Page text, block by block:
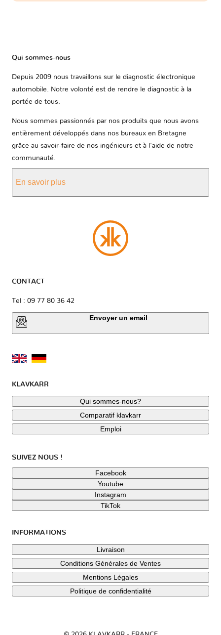
Qui sommes-nous
Depuis 2009 nous travaillons sur le diagnostic électronique
automobile. Notre volonté est de rendre le diagnostic à la
portée de tous.
Nous sommes passionnés par nos produits que nous avons
entièrement développés dans nos bureaux en Bretagne
grâce au savoir-faire de nos ingénieurs et à l'aide de notre
communauté.
En savoir plus
CONTACT
Tel : 09 77 80 36 42
Envoyer un email
KLAVKARR
Qui sommes-nous?
Comparatif klavkarr
Emploi
SUIVEZ NOUS !
Facebook
Youtube
Instagram
TikTok
INFORMATIONS
Livraison
Conditions Générales de Ventes
Mentions Légales
Politique de confidentialité